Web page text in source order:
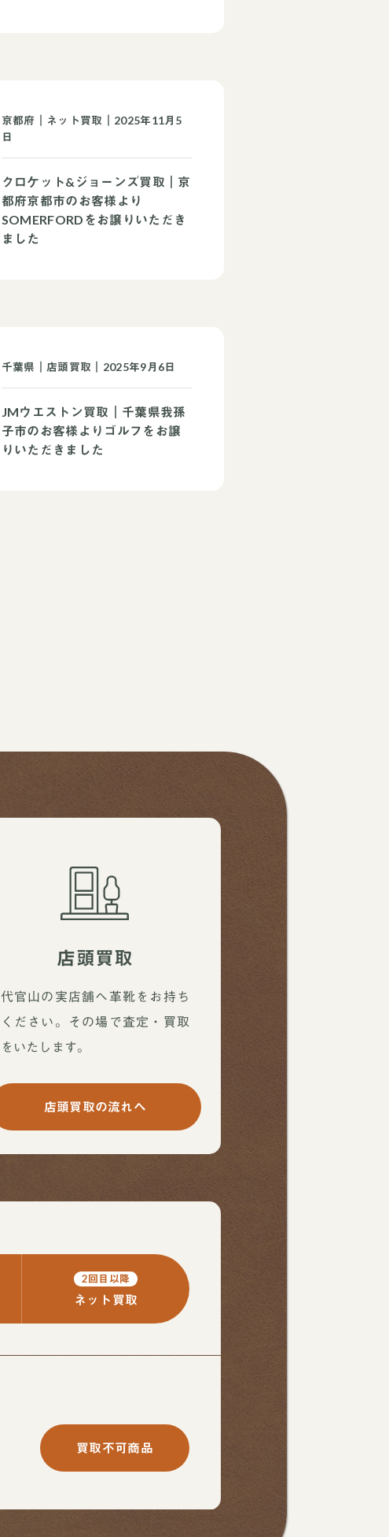
京都府｜ネット買取｜2025年11月5
日
クロケット&ジョーンズ買取｜京
都府京都市のお客様より
SOMERFORDをお譲りいただき
ました
千葉県｜店頭買取｜2025年9月6日
JMウエストン買取｜千葉県我孫
子市のお客様よりゴルフをお譲
りいただきました
店頭買取
代官山の実店舗へ革靴をお持ち
ください。その場で査定・買取
をいたします。
店頭買取の流れへ
2回目以降
ネット買取
買取不可商品